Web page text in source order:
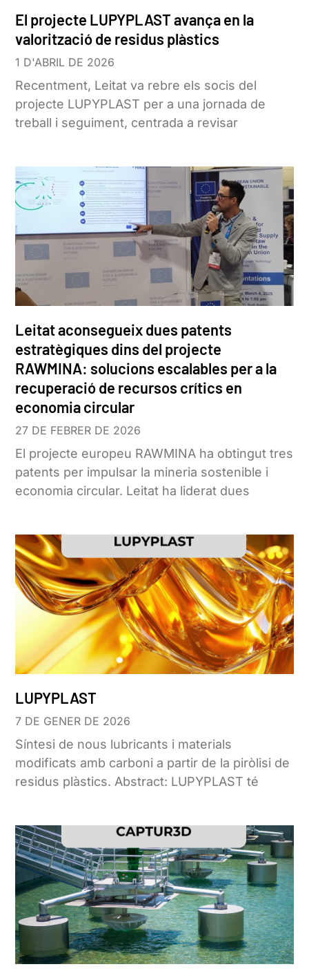
El projecte LUPYPLAST avança en la
valorització de residus plàstics
1 D'ABRIL DE 2026
Recentment, Leitat va rebre els socis del
projecte LUPYPLAST per a una jornada de
treball i seguiment, centrada a revisar
Leitat aconsegueix dues patents
estratègiques dins del projecte
RAWMINA: solucions escalables per a la
recuperació de recursos crítics en
economia circular
27 DE FEBRER DE 2026
El projecte europeu RAWMINA ha obtingut tres
patents per impulsar la mineria sostenible i
economia circular. Leitat ha liderat dues
LUPYPLAST
7 DE GENER DE 2026
Síntesi de nous lubricants i materials
modificats amb carboni a partir de la piròlisi de
residus plàstics. Abstract: LUPYPLAST té